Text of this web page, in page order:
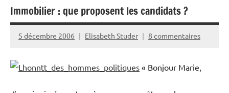
Immobilier : que proposent les candidats ?
5 décembre 2006 Elisabeth Studer 8 commentaires
« Bonjour Marie,